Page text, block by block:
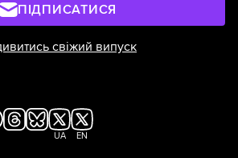
ПІДПИСАТИСЯ
свіжий випуск
UA EN